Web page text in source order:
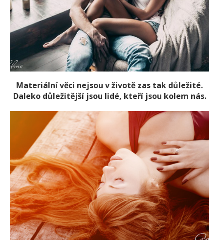
Materiální věci nejsou v životě zas tak důležité.
Daleko důležitější jsou lidé, kteří jsou kolem nás.